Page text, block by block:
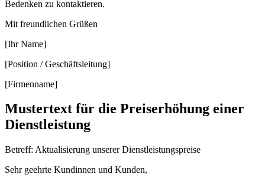
Bedenken zu kontaktieren.
Mit freundlichen Grüßen
[Ihr Name]
[Position / Geschäftsleitung]
[Firmenname]
Mustertext für die Preiserhöhung einer
Dienstleistung
Betreff: Aktualisierung unserer Dienstleistungspreise
Sehr geehrte Kundinnen und Kunden,